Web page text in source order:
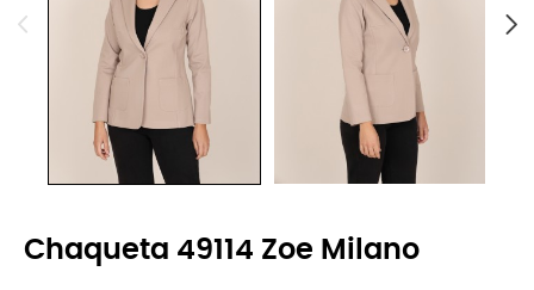
Chaqueta 49114 Zoe Milano